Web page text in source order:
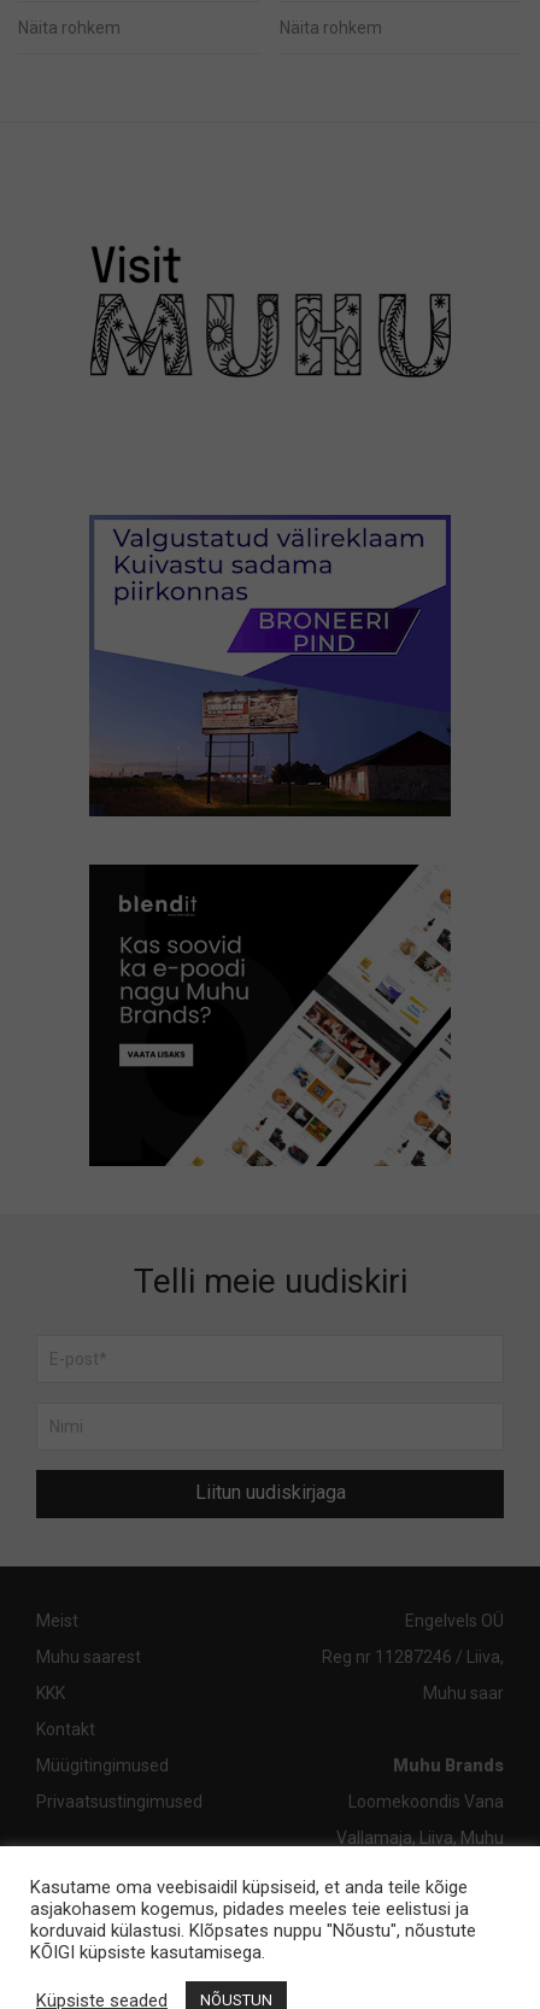
Näita rohkem Näita rohkem
Telli meie uudiskiri
Liitun uudiskirjaga
Meist
Muhu saarest
KKK
Kontakt
Müügitingimused
Privaatsustingimused
Engelvels OÜ
Reg nr 11287246 / Liiva,
Muhu saar
Muhu Brands
Loomekoondis Vana
Vallamaja, Liiva, Muhu
+372 662 8863
© 2026 Muhubrands.com
Kasutame oma veebisaidil küpsiseid, et anda teile kõige
asjakohasem kogemus, pidades meeles teie eelistusi ja
korduvaid külastusi. Klõpsates nuppu "Nõustu", nõustute
KÕIGI küpsiste kasutamisega.
Küpsiste seaded NÕUSTUN